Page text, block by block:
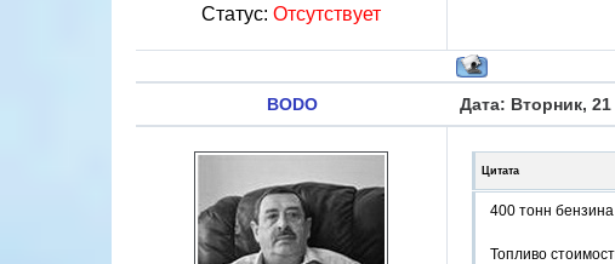
Статус: Отсутствует
BODO Дата: Вторник,
Цитата
400 тонн
Топливо